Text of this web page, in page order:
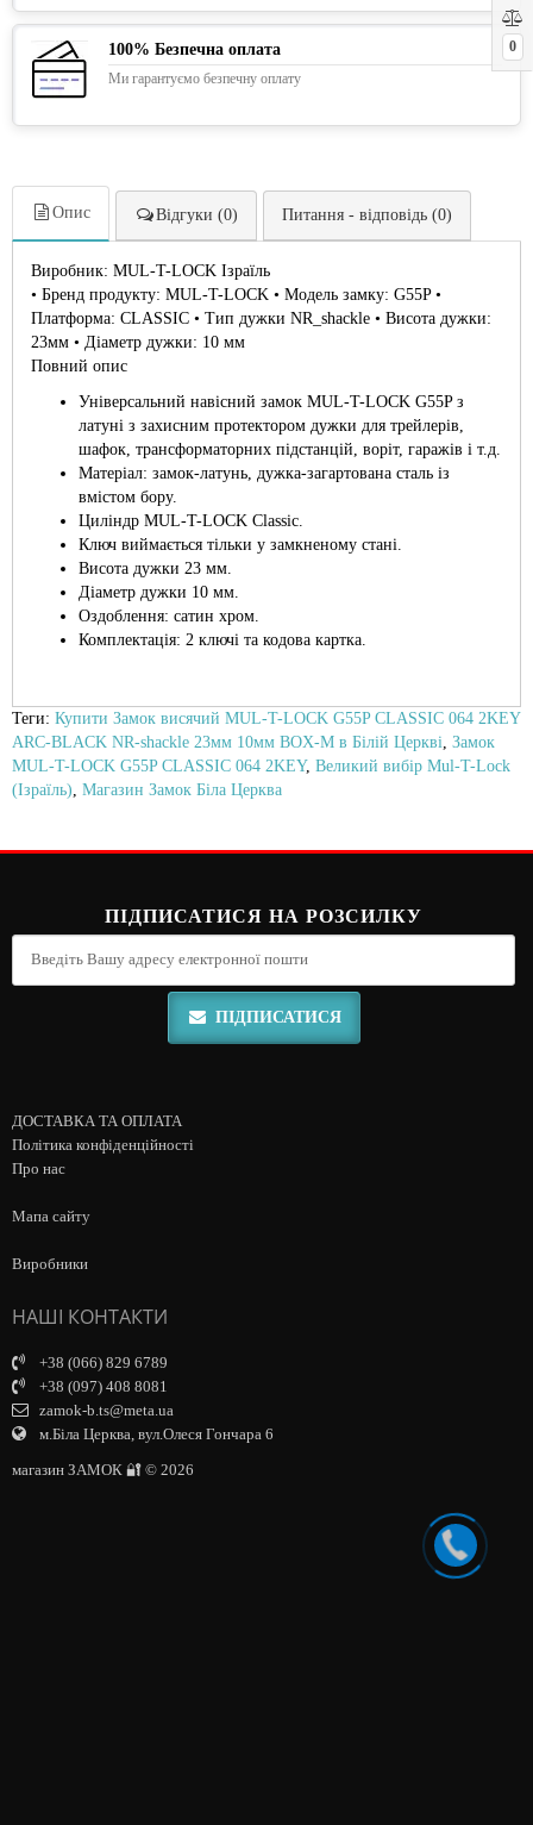
0
100% Безпечна оплата
Ми гарантуємо безпечну оплату
Опис Відгуки (0) Питання - відповідь (0)
Виробник: MUL-T-LOCK Ізраїль
• Бренд продукту: MUL-T-LOCK • Модель замку: G55P •
Платформа: CLASSIC • Тип дужки NR_shackle • Висота дужки:
23мм • Діаметр дужки: 10 мм
Повний опис
Універсальний навісний замок MUL-T-LOCK G55P з
латуні з захисним протектором дужки для трейлерів,
шафок, трансформаторних підстанцій, воріт, гаражів і т.д.
Матеріал: замок-латунь, дужка-загартована сталь із
вмістом бору.
Циліндр MUL-T-LOCK Classic.
Ключ виймається тільки у замкненому стані.
Висота дужки 23 мм.
Діаметр дужки 10 мм.
Оздоблення: сатин хром.
Комплектація: 2 ключі та кодова картка.
Теги: Купити Замок висячий MUL-T-LOCK G55P CLASSIC 064 2KEY
ARC-BLACK NR-shackle 23мм 10мм BOX-M в Білій Церкві Замок
MUL-T-LOCK G55P CLASSIC 064 2KEY, Великий вибір Mul-T-Lock
(Ізраїль) Магазин Замок Біла Церква
ПІДПИСАТИСЯ НА РОЗСИЛКУ
ПІДПИСАТИСЯ
ДОСТАВКА ТА ОПЛАТА
Політика конфіденційності
Про нас
Мапа сайту
Виробники
НАШІ КОНТАКТИ
+38 (066) 829 6789
+38 (097) 408 8081
zamok-b.ts@meta.ua
м.Біла Церква, вул.Олеся Гончара 6
магазин ЗАМОК 🔐 © 2026